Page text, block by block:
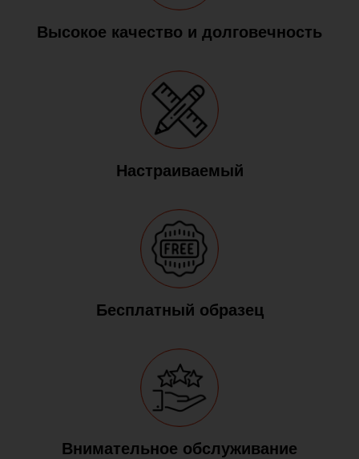
Высокое качество и долговечность
Настраиваемый
Бесплатный образец
Внимательное обслуживание